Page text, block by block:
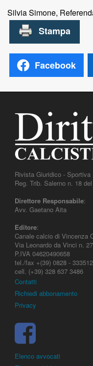
Silvia Simone,
Facebook
Rivista Giuridico - Sportiva
Reg. Trib. Salerno n. 18
Direttore Responsabile:
Avv. Gaetano Aita
Editore:
Canale calcio di Vincenza
Via Leonardo da Vinci n.
P.IVA 04620490658
tel./fax +(39) 0828 - 333512
cell. (+39) 328 637 3486
Contatti
Richiedi abbonamento
Privacy
Elenco avvocati